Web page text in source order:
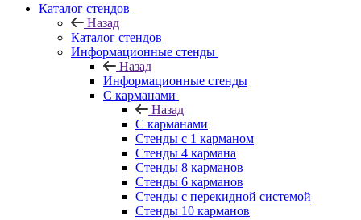
Каталог стендов
Назад
Каталог стендов
Информационные стенды
Назад
Информационные стенды
С карманами
Назад
С карманами
Стенды с 1 карманом
Стенды 4 кармана
Стенды 8 карманов
Стенды 6 карманов
Стенды с перекидной системой
Стенды 10 карманов